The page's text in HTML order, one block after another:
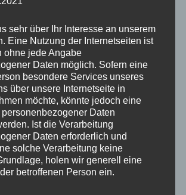
sehr über Ihr Interesse an unserem
Eine Nutzung der Internetseiten ist
ohne jede Angabe
Daten möglich. Sofern eine
besondere Services unseres
über unsere Internetseite in
möchte, könnte jedoch eine
Daten
Ist die Verarbeitung
Daten erforderlich und
solche Verarbeitung keine
holen wir generell eine
betroffenen Person ein.